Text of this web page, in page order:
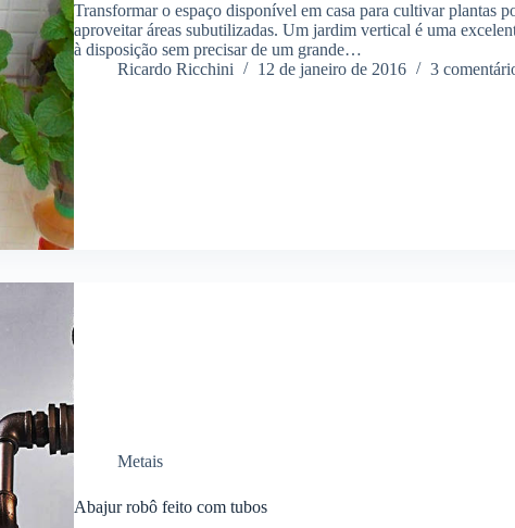
Transformar o espaço disponível em casa para cultivar plantas
aproveitar áreas subutilizadas. Um jardim vertical é uma
à disposição sem precisar de um grande…
Ricardo Ricchini
12 de janeiro de 2016 3
Metais
Abajur robô feito com tubos